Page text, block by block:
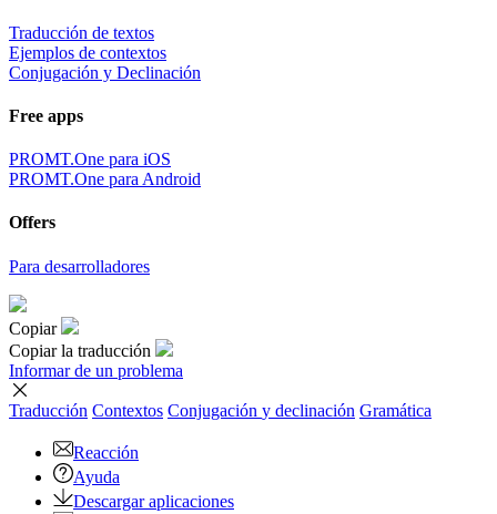
Traducción de textos
Ejemplos de contextos
Conjugación y Declinación
Free apps
PROMT.One para iOS
PROMT.One para Android
Offers
Para desarrolladores
Copiar
Copiar la traducción
Informar de un problema
Traducción Contextos Conjugación y declinación Gramática
Reacción
Ayuda
Descargar aplicaciones